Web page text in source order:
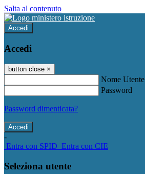
Salta al contenuto
Accedi
Accedi
button close ×
Nome Utente
Password
Password dimenticata?
-
Entra con SPID Entra con CIE
Seleziona utente